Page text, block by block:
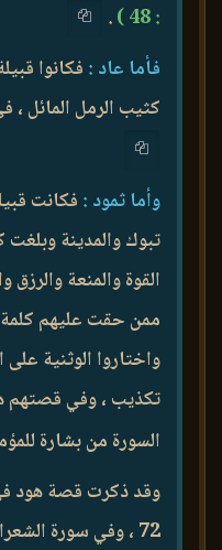
: 48 )
.
فأما عاد : فكانوا
كثيب الرمل المائل ،
وأما ثمود : فكانت
تبوك والمدينة
القوة والمنعة والرزق
ممن حقت عليهم كلمة
واختاروا الوثنية
تكذيب ، وفي قصتهم
السورة من بشارة